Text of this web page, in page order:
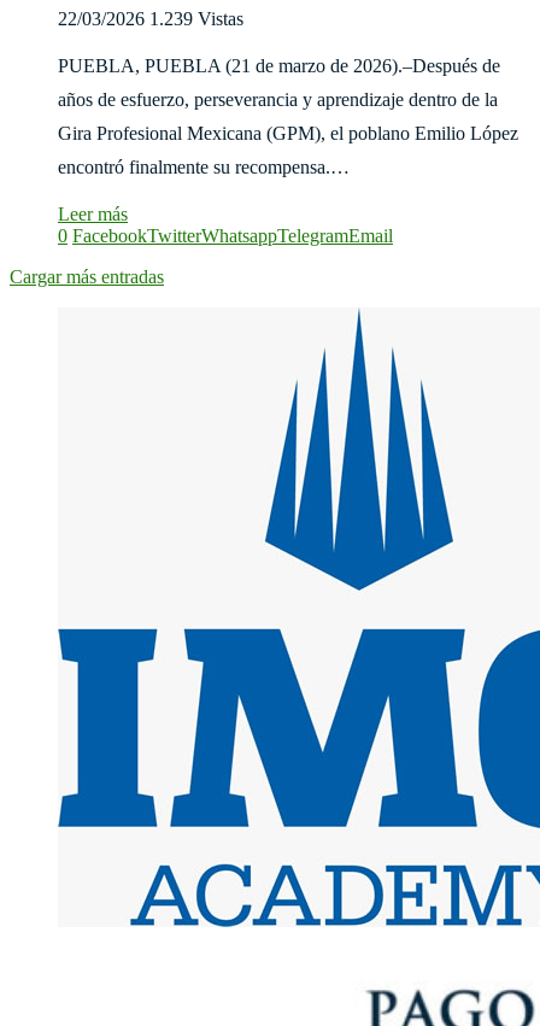
22/03/2026 1.239 Vistas
PUEBLA, PUEBLA (21 de marzo de 2026).–Después de
años de esfuerzo, perseverancia y aprendizaje dentro de la
Gira Profesional Mexicana (GPM), el poblano Emilio López
encontró finalmente su recompensa.…
Leer más
0 FacebookTwitterWhatsappTelegramEmail
Cargar más entradas